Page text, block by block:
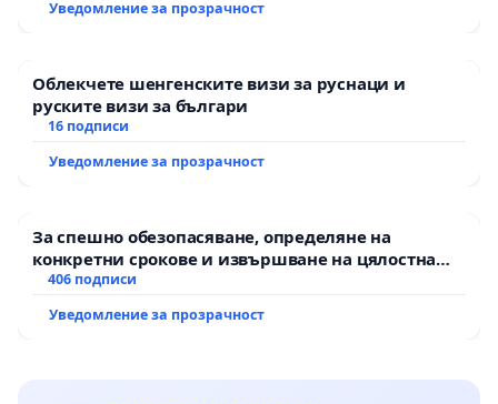
Уведомление за прозрачност
Облекчете шенгенските визи за руснаци и
руските визи за българи
16 подписи
Уведомление за прозрачност
За спешно обезопасяване, определяне на
конкретни срокове и извършване на цялостна
рехабилитация на републиканския път между
Мирово - к.к. Момин проход
406 подписи
Уведомление за прозрачност